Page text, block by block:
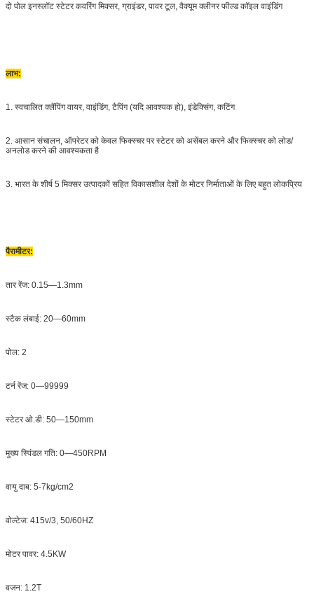
दो पोल इनस्लॉट स्टेटर कवरिंग मिक्सर, ग्राइंडर, पावर टूल, वैक्यूम क्लीनर फील्ड कॉइल वाइंडिंग
लाभ:
1. स्वचालित क्लैंपिंग वायर, वाइंडिंग, टैपिंग (यदि आवश्यक हो), इंडेक्सिंग, कटिंग
2. आसान संचालन, ऑपरेटर को केवल फिक्स्चर पर स्टेटर को असेंबल करने और फिक्स्चर को लोड/
अनलोड करने की आवश्यकता है
3. भारत के शीर्ष 5 मिक्सर उत्पादकों सहित विकासशील देशों के मोटर निर्माताओं के लिए बहुत लोकप्रिय
पैरामीटर:
तार रेंज: 0.15—1.3mm
स्टैक लंबाई: 20—60mm
पोल: 2
टर्न रेंज: 0—99999
स्टेटर ओ.डी: 50—150mm
मुख्य स्पिंडल गति: 0—450RPM
वायु दाब: 5-7kg/cm2
वोल्टेज: 415v/3, 50/60HZ
मोटर पावर: 4.5KW
वजन: 1.2T